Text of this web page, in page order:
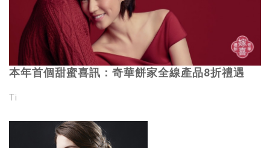
本年首個甜蜜喜訊：奇華餅家全線產品8折禮遇
Ti